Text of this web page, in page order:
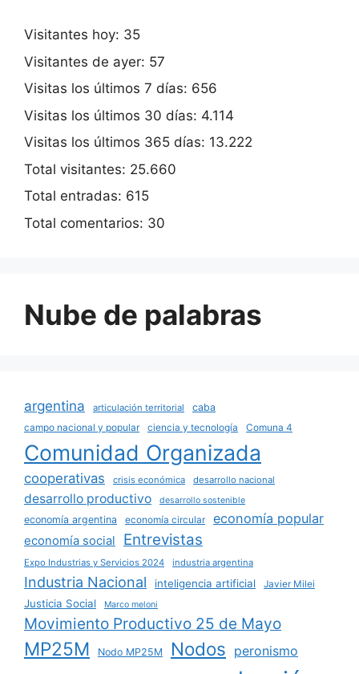
Visitantes hoy: 35
Visitantes de ayer: 57
Visitas los últimos 7 días: 656
Visitas los últimos 30 días: 4.114
Visitas los últimos 365 días: 13.222
Total visitantes: 25.660
Total entradas: 615
Total comentarios: 30
Nube de palabras
argentina articulación territorial
caba
campo nacional y popular
ciencia y tecnología Comuna 4
Comunidad Organizada
cooperativas crisis económica desarrollo nacional
desarrollo productivo desarrollo sostenible
economía argentina economía circular economía popular
economía social Entrevistas
Expo Industrias y Servicios 2024 industria argentina
Industria Nacional inteligencia artificial Javier Milei
Justicia Social Marco meloni
Movimiento Productivo 25 de Mayo
MP25M Nodo MP25M Nodos peronismo